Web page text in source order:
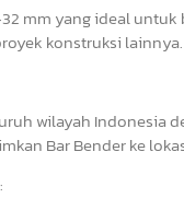
mm yang ideal
konstruksi lainnya.
wilayah
Bar Bender ke